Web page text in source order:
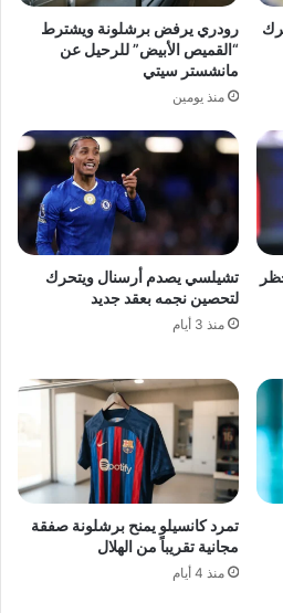
رودري يرفض برشلونة ويشترط
“القميص الأبيض” للرحيل عن
مانشستر سيتي
منذ يومين
حظر
تشيلسي يصدم أرسنال ويتحرك
لتحصين نجمه بعقد جديد
منذ 3 أيام
تمرد كانسيلو يمنح برشلونة صفقة
مجانية تقريباً من الهلال
منذ 4 أيام